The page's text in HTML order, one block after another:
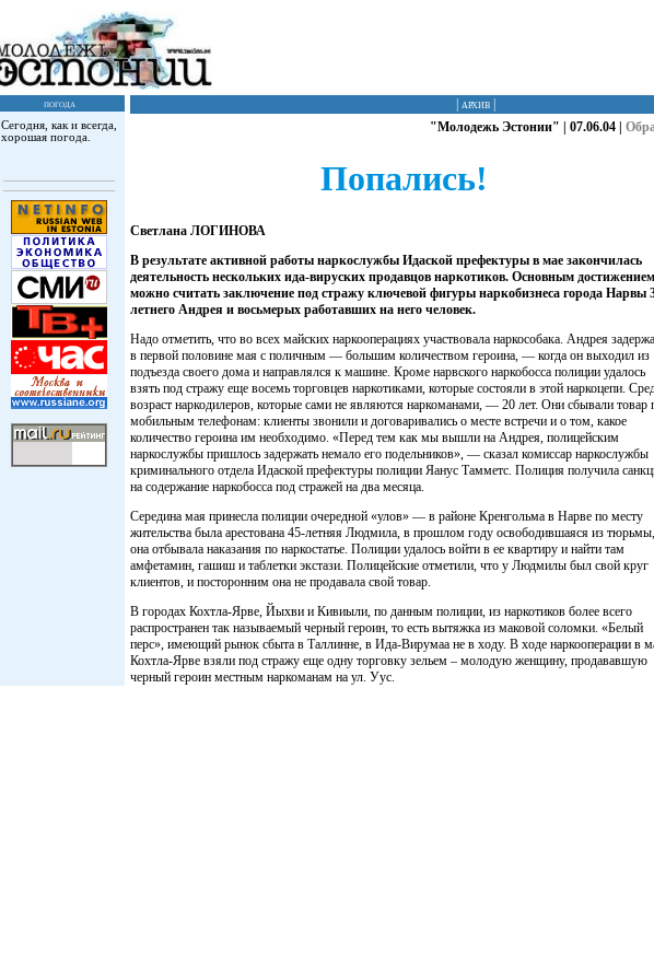
погода
Сегодня, как и всегда,
хорошая погода.
архив
"Молодежь Эстонии" | 07.06.04 |
Попались!
Светлана ЛОГИНОВА
В результате активной работы наркослужбы Идаской префектуры в мае закончилась
деятельность нескольких ида-вируских продавцов наркотиков. Основным достижением
можно считать заключение под стражу ключевой фигуры наркобизнеса города Нарвы
летнего Андрея и восьмерых работавших на него человек.
Надо отметить, что во всех майских наркооперациях участвовала наркособака. Андрея
в первой половине мая с поличным — большим количеством героина, — когда он выходил из
подъезда своего дома и направлялся к машине. Кроме нарвского наркобосса полиции удалось
взять под стражу еще восемь торговцев наркотиками, которые состояли в этой наркоцепи.
возраст наркодилеров, которые сами не являются наркоманами, — 20 лет. Они сбывали товар
мобильным телефонам: клиенты звонили и договаривались о месте встречи и о том, какое
количество героина им необходимо. «Перед тем как мы вышли на Андрея, полицейским
наркослужбы пришлось задержать немало его подельников», — сказал комиссар наркослужбы
криминального отдела Идаской префектуры полиции Яанус Тамметс. Полиция получила
на содержание наркобосса под стражей на два месяца.
Середина мая принесла полиции очередной «улов» — в районе Кренгольма в Нарве по месту
жительства была арестована 45-летняя Людмила, в прошлом году освободившаяся из
она отбывала наказания по наркостатье. Полиции удалось войти в ее квартиру и найти там
амфетамин, гашиш и таблетки экстази. Полицейские отметили, что у Людмилы был свой круг
клиентов, и посторонним она не продавала свой товар.
В городах Кохтла-Ярве, Йыхви и Кивиыли, по данным полиции, из наркотиков более всего
распространен так называемый черный героин, то есть вытяжка из маковой соломки. «Белый
перс», имеющий рынок сбыта в Таллинне, в Ида-Вирумаа не в ходу. В ходе наркооперации в
Кохтла-Ярве взяли под стражу еще одну торговку зельем – молодую женщину, продававшую
черный героин местным наркоманам на ул. Уус.